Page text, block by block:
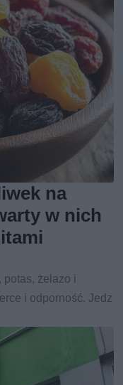
na
w nich
potas, żelazo i
i odporność. Jedz